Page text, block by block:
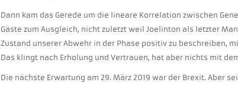
Dann kam das Gerede um die lineare Korrelation zwischen
Gäste zum Ausgleich, nicht zuletzt weil Joelinton als letzter
Zustand unserer Abwehr in der Phase positiv zu beschreiben,
Das klingt nach Erholung und Vertrauen, hat aber nichts mit
Die nächste Erwartung am 29. März 2019 war der Brexit. Aber